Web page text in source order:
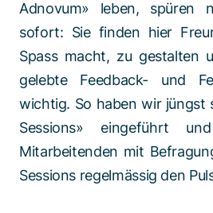
Adnovum» leben, spüren
sofort: Sie finden hier
Spass macht, zu gestalten
gelebte Feedback- und
wichtig. So haben wir jüngst
Sessions» eingeführt
Mitarbeitenden mit
Sessions regelmässig den